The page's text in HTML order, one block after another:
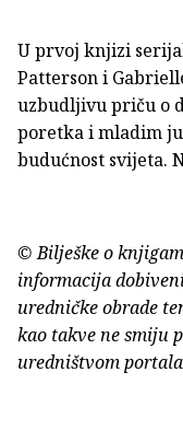
U prvoj knjizi
Patterson i
uzbudljivu priču o
poretka i mladim
budućnost svijeta.
© Bilješke o
informacija
uredničke obrade
kao takve ne smiju
uredništvom